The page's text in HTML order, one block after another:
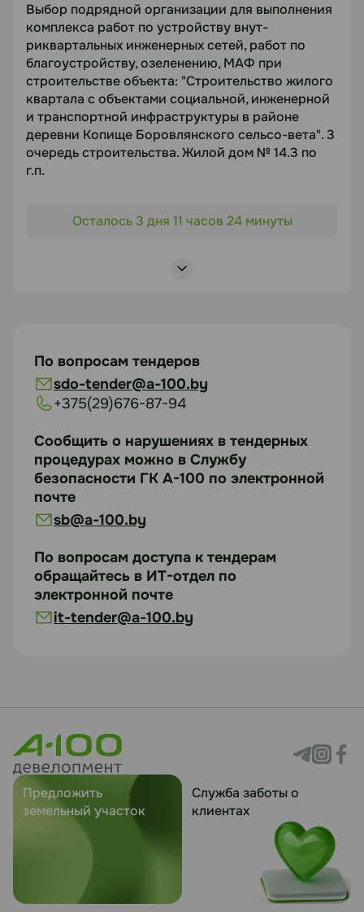
По вопросам тендеров
sdo-tender@a-100.by
+375(29)676-87-94
Сообщить о нарушениях в тендерных
процедурах можно в Службу
безопасности ГК А-100 по электронной
почте
sb@a-100.by
По вопросам доступа к тендерам
обращайтесь в ИТ-отдел по
электронной почте
it-tender@a-100.by
строительства. Жилой дом № 1.3 по г.п.
Предмет торгов
Выбор подрядной организации для выполнения
комплекса работ по устройству
внутриквартальных инженерных сетей, работ по
благоустройству, озеленению, МАФ
Срок подачи
12.08.2026
Документация
Посмотреть лоты
Выбор подрядной организации для выполнения
комплекса работ по устройству внут-
риквартальных инженерных сетей, работ по
благоустройству, озеленению, МАФ при
строительстве объекта: "Строительство жилого
квартала с объектами социальной, инженерной
и транспортной инфраструктуры в районе
деревни Копище Боровлянского сельсо-вета". 3
очередь строительства. Жилой дом № 14.3 по
г.п.
"Строительство жилого квартала с объектами
инфраструктуры в районе деревни Копище
Выбор подрядной организации для выполнения
комплекса работ по устройству внут-
риквартальных инженерных сетей, работ по
строительстве
Срок подачи
12.08.2026
https://disk.yandex.ru/i/MPo3geOQXEg7ng
Статус
Осталось 3 дня 11 часов 24 минуты
Предложить
земельный участок
Служба заботы о
клиентах